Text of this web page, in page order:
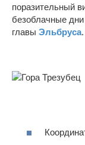
поразительный
безоблачные
главы Эльбруса.